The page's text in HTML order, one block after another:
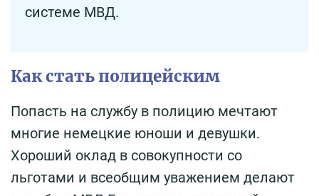
системе МВД.
Как стать полицейским
Попасть на службу в полицию мечтают
многие немецкие юноши и девушки.
Хороший оклад в совокупности со
льготами и всеобщим уважением делают